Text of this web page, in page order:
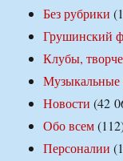
Без рубрики
Грушинский
Клубы,
Музыкальные
Новости (42
Обо всем
Персоналии